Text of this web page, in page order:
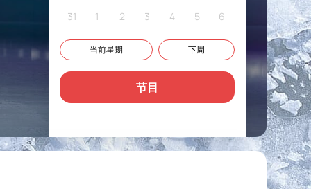
31
1 2 3 4 5 6
当前星期 下周
节目